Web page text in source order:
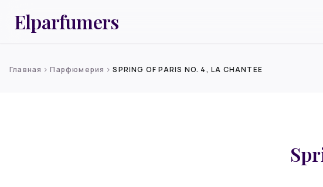
Elparfumers
Главная chevron_rightПарфюмерия chevron_rightSPRING OF PARIS NO. 4, LA CHANTEE